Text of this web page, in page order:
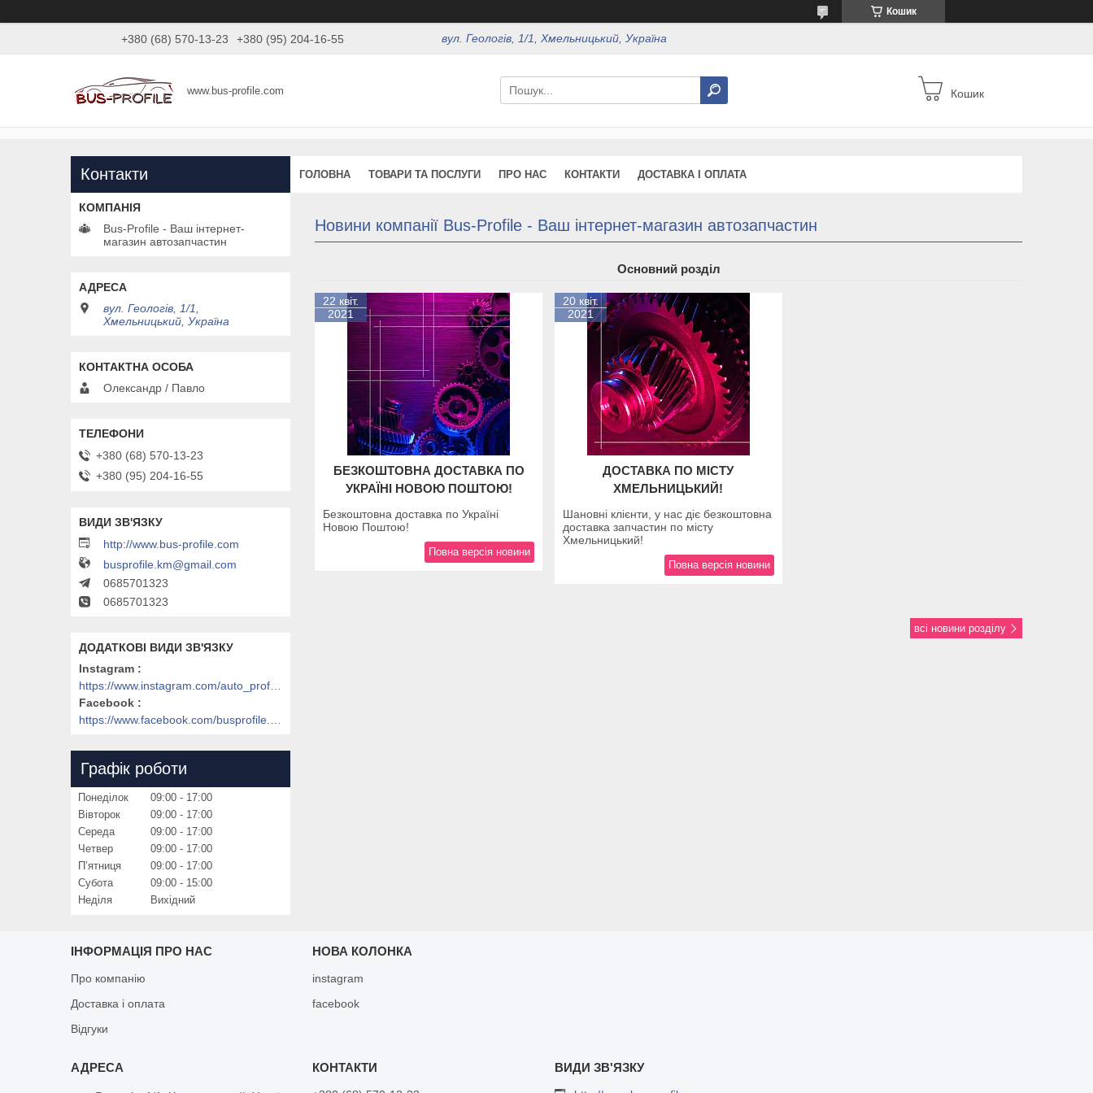
Кошик
+380 (68) 570-13-23 +380 (95) 204-16-55 вул. Геологів, 1/1, Хмельницький, Україна
www.bus-profile.com Кошик
ГОЛОВНА ТОВАРИ ТА ПОСЛУГИ ПРО НАС КОНТАКТИ ДОСТАВКА І ОПЛАТА
Новини компанії Bus-Profile - Ваш інтернет-магазин автозапчастин
Основний розділ
22 квіт.
2021
БЕЗКОШТОВНА ДОСТАВКА ПО
УКРАЇНІ НОВОЮ ПОШТОЮ!
Безкоштовна доставка по Україні
Новою Поштою!
Повна версія новини
20 квіт.
2021
ДОСТАВКА ПО МІСТУ
ХМЕЛЬНИЦЬКИЙ!
Шановні клієнти, у нас діє безкоштовна
доставка запчастин по місту
Хмельницький!
Повна версія новини
всі новини розділу
Контакти
Bus-Profile - Ваш інтернет-
магазин автозапчастин
вул. Геологів, 1/1,
Хмельницький, Україна
Олександр / Павло
+380 (68) 570-13-23
+380 (95) 204-16-55
http://www.bus-profile.com
busprofile.km@gmail.com
0685701323
0685701323
Instagram
Facebook
Графік роботи
Понеділок 09:00
17:00
Вівторок
09:00
17:00
Середа
09:00
17:00
Четвер
09:00
17:00
Пʼятниця
09:00
17:00
Субота
09:00
15:00
Неділя
Вихідний
ІНФОРМАЦІЯ ПРО НАС
Про компанію
Доставка і оплата
Відгуки
НОВА КОЛОНКА
instagram
facebook